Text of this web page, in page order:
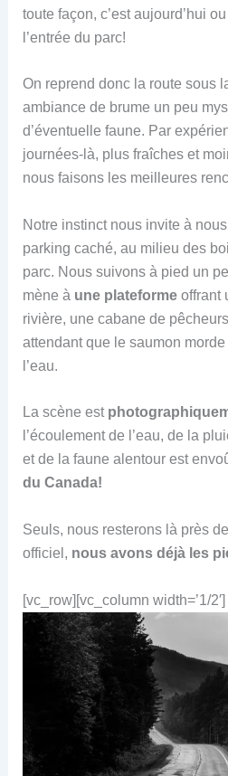
toute façon, c’est aujourd’hui
l’entrée du parc!
On reprend donc la route sous
ambiance de brume un peu
d’éventuelle faune. Par
journées-là, plus fraîches et
nous faisons les meilleures
Notre instinct nous invite à
parking caché, au milieu des
parc. Nous suivons à pied un
mène à une plateformeoffrant
rivière, une cabane de
attendant que le saumon
l’eau.
La scène est
l’écoulement de l’eau, de la
et de la faune alentour est
du Canada!
Seuls, nous resterons là près
officiel, nous avons déjà les
[vc_row][vc_column width=’1/2′]